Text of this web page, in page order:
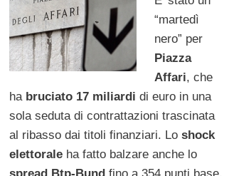
“martedì
nero” per
Piazza
Affari, che
ha bruciato 17 miliardi di euro in una
sola seduta di contrattazioni trascinata
al ribasso dai titoli finanziari. Lo shock
elettorale ha fatto balzare anche lo
spread Btp-Bund fino a 354 punti base,